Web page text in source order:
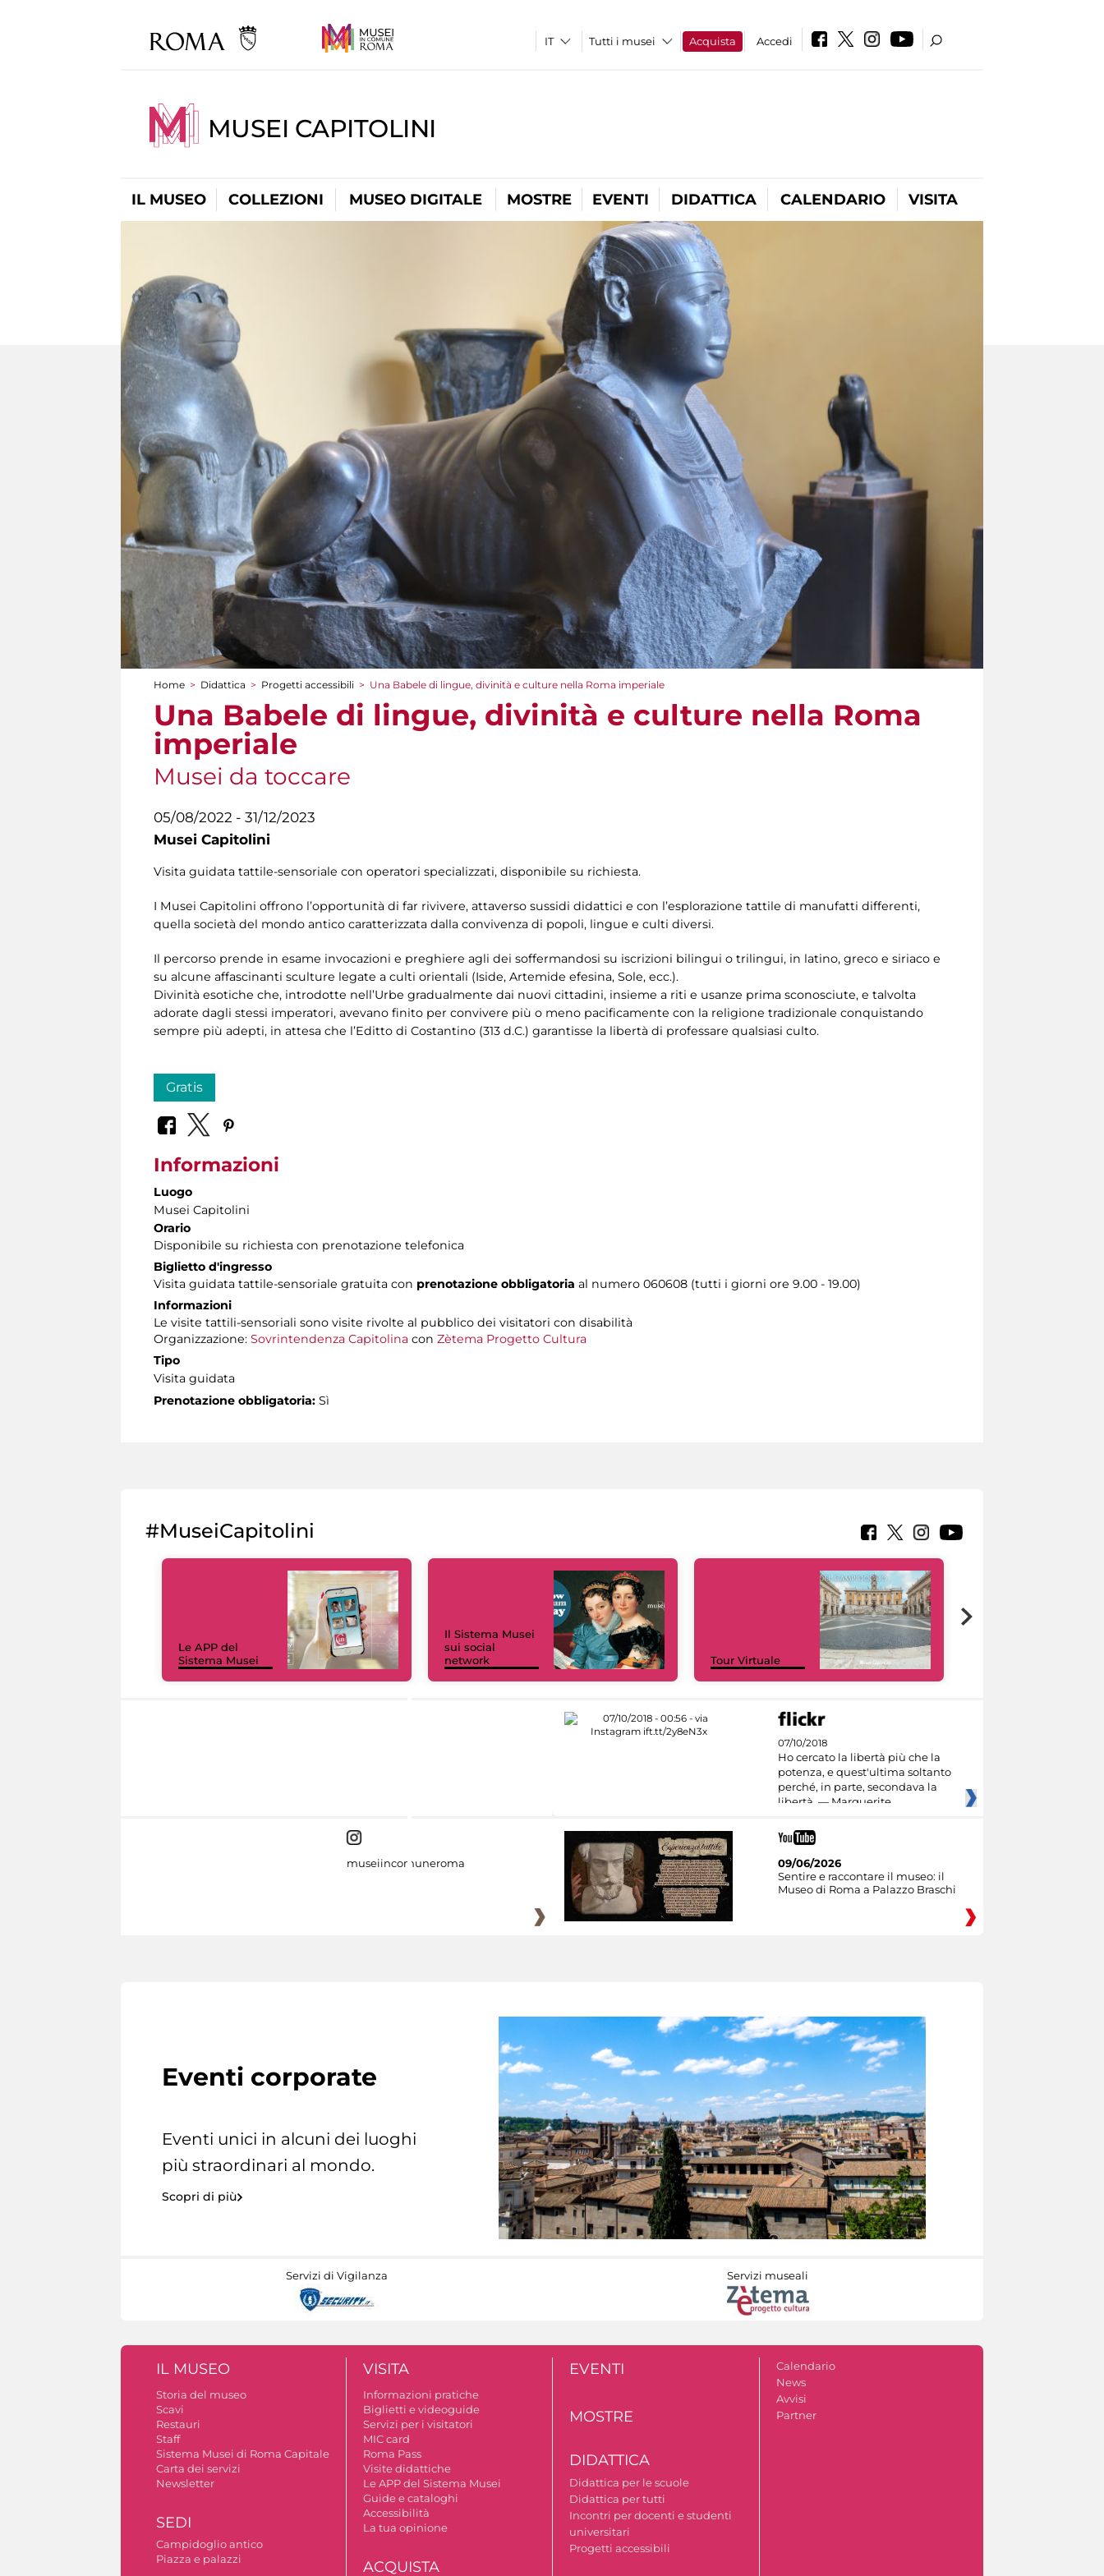
Tutti i musei Acquista Accedi
MUSEI CAPITOLINI
IL MUSEO COLLEZIONI MUSEO DIGITALE MOSTRE EVENTI DIDATTICA CALENDARIO VISITA
Tu sei qui
Home > Didattica > Progetti accessibili > Una Babele di lingue, divinità e culture nella Roma imperiale
Una Babele di lingue, divinità e culture nella Roma
imperiale
Musei da toccare
05/08/2022 - 31/12/2023
Musei Capitolini
Visita guidata tattile-sensoriale con operatori specializzati, disponibile su richiesta.
I Musei Capitolini offrono l’opportunità di far rivivere, attaverso sussidi didattici e con l’esplorazione tattile di manufatti differenti,
quella società del mondo antico caratterizzata dalla convivenza di popoli, lingue e culti diversi.
Il percorso prende in esame invocazioni e preghiere agli dei soffermandosi su iscrizioni bilingui o trilingui, in latino, greco e siriaco e
su alcune affascinanti sculture legate a culti orientali (Iside, Artemide efesina, Sole, ecc.).
Divinità esotiche che, introdotte nell’Urbe gradualmente dai nuovi cittadini, insieme a riti e usanze prima sconosciute, e talvolta
adorate dagli stessi imperatori, avevano finito per convivere più o meno pacificamente con la religione tradizionale conquistando
sempre più adepti, in attesa che l’Editto di Costantino (313 d.C.) garantisse la libertà di professare qualsiasi culto.
Gratis
Informazioni
Luogo
Musei Capitolini
Orario
Disponibile su richiesta con prenotazione telefonica
Biglietto d'ingresso
Visita guidata tattile-sensoriale gratuita con prenotazione obbligatoria al numero 060608 (tutti i giorni ore 9.00 - 19.00)
Informazioni
Le visite tattili-sensoriali sono visite rivolte al pubblico dei visitatori con disabilità
Organizzazione: Sovrintendenza Capitolina con Zètema Progetto Cultura
Tipo
Visita guidata
Prenotazione obbligatoria: Sì
#MuseiCapitolini
Le APP del
Sistema Musei
Il Sistema Musei
sui social
network
Tour Virtuale
07/10/2018
Ho cercato la libertà più che la
potenza, e quest'ultima soltanto
perché, in parte, secondava la
libertà. — Marguerite
museiincomuneroma
09/06/2026
Sentire e raccontare il museo: il
Museo di Roma a Palazzo Braschi
Eventi corporate
Eventi unici in alcuni dei luoghi
più straordinari al mondo.
Scopri di più
Servizi di Vigilanza Servizi museali
IL MUSEO
Storia del museo
Scavi
Restauri
Staff
Sistema Musei di Roma Capitale
Carta dei servizi
Newsletter
SEDI
Campidoglio antico
Piazza e palazzi
VISITA
Informazioni pratiche
Biglietti e videoguide
Servizi per i visitatori
MIC card
Roma Pass
Visite didattiche
Le APP del Sistema Musei
Guide e cataloghi
Accessibilità
La tua opinione
ACQUISTA
EVENTI
MOSTRE
DIDATTICA
Didattica per le scuole
Didattica per tutti
Incontri per docenti e studenti
universitari
Progetti accessibili
Calendario
News
Avvisi
Partner